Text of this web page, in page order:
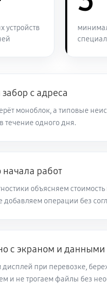
устройств
с адреса
моноблок, а типовые
течение одного дня.
начала работ
объясняем
добавляем операции без
с экраном и данными
при перевозке,
и не трогаем файлы без